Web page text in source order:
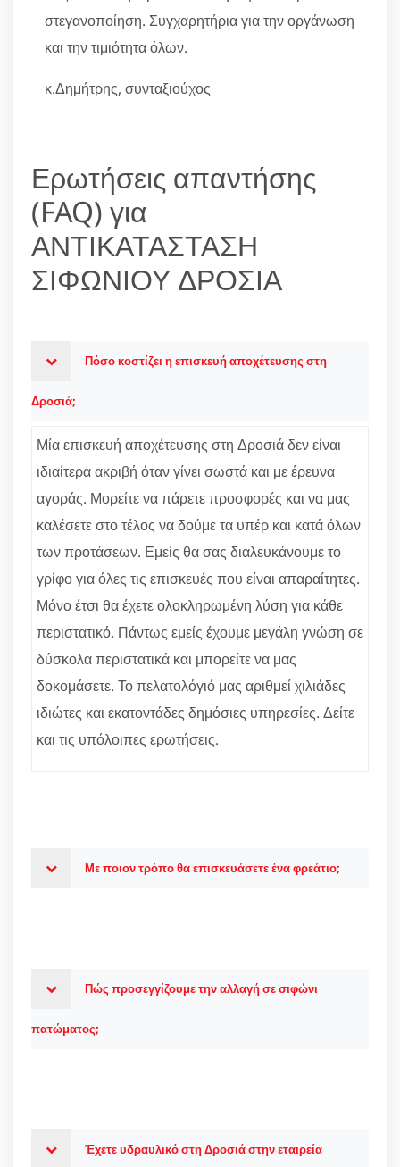
στεγανοποίηση. Συγχαρητήρια για την οργάνωση
και την τιμιότητα όλων.
κ.Δημήτρης, συνταξιούχος
Ερωτήσεις απαντήσης
(FAQ) για
ΑΝΤΙΚΑΤΑΣΤΑΣΗ
ΣΙΦΩΝΙΟΥ ΔΡΟΣΙΑ
Πόσο κοστίζει η επισκευή αποχέτευσης στη
Δροσιά;
Μία επισκευή αποχέτευσης στη Δροσιά δεν είναι
ιδιαίτερα ακριβή όταν γίνει σωστά και με έρευνα
αγοράς. Μορείτε να πάρετε προσφορές και να μας
καλέσετε στο τέλος να δούμε τα υπέρ και κατά όλων
των προτάσεων. Εμείς θα σας διαλευκάνουμε το
γρίφο για όλες τις επισκευές που είναι απαραίτητες.
Μόνο έτσι θα έχετε ολοκληρωμένη λύση για κάθε
περιστατικό. Πάντως εμείς έχουμε μεγάλη γνώση σε
δύσκολα περιστατικά και μπορείτε να μας
δοκομάσετε. Το πελατολόγιό μας αριθμεί χιλιάδες
ιδιώτες και εκατοντάδες δημόσιες υπηρεσίες. Δείτε
και τις υπόλοιπες ερωτήσεις.
Με ποιον τρόπο θα επισκευάσετε ένα φρεάτιο;
Πώς προσεγγίζουμε την αλλαγή σε σιφώνι
πατώματος;
Έχετε υδραυλικό στη Δροσιά στην εταιρεία